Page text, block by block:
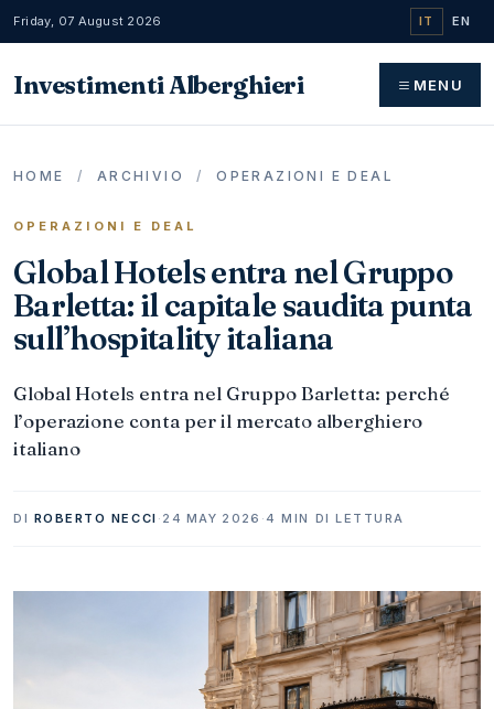
Friday, 07 August 2026 IT EN
Investimenti Alberghieri MENU
HOME / ARCHIVIO / OPERAZIONI E DEAL
OPERAZIONI E DEAL
Global Hotels entra nel Gruppo
Barletta: il capitale saudita punta
sull’hospitality italiana
Global Hotels entra nel Gruppo Barletta: perché
l’operazione conta per il mercato alberghiero
italiano
DI ROBERTO NECCI · 24 MAY 2026 ·4 MIN DI LETTURA